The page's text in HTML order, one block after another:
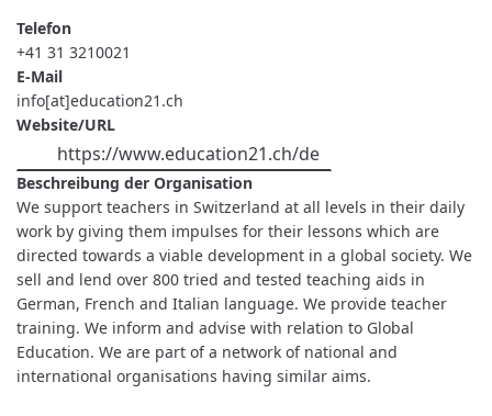
Telefon
+41 31 3210021
E-Mail
info[at]education21.ch
Website/URL
https://www.education21.ch/de
Beschreibung der Organisation
We support teachers in Switzerland at all levels in their daily
work by giving them impulses for their lessons which are
directed towards a viable development in a global society. We
sell and lend over 800 tried and tested teaching aids in
German, French and Italian language. We provide teacher
training. We inform and advise with relation to Global
Education. We are part of a network of national and
international organisations having similar aims.